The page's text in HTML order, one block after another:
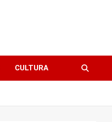
CULTURA